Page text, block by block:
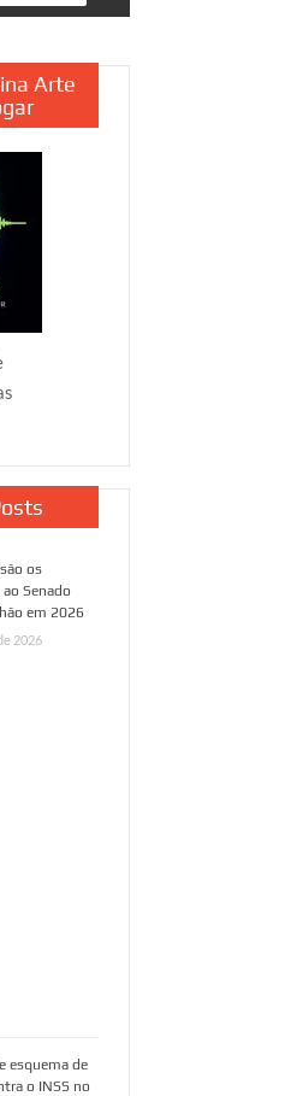
Arte
os
Senado
em 2026
2026
esquema de
o INSS no